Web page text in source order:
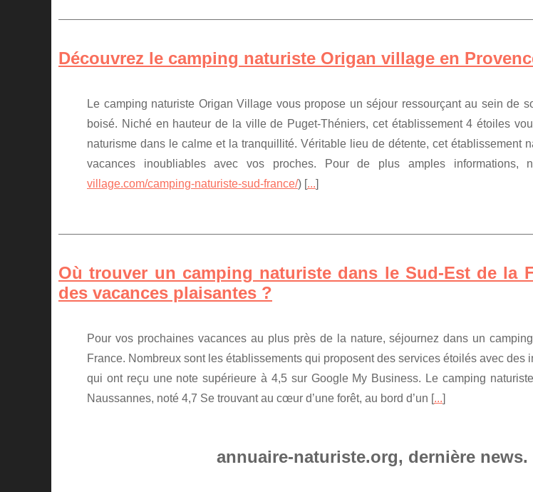
Découvrez le camping naturiste Origan village en
Le camping naturiste Origan Village vous propose un séjour ressourçant au sein de
boisé. Niché en hauteur de la ville de Puget-Théniers, cet établissement 4 étoiles
naturisme dans le calme et la tranquillité. Véritable lieu de détente, cet établissement
vacances inoubliables avec vos proches. Pour de plus amples informations,
village.com/camping-naturiste-sud-france/) [...]
Où trouver un camping naturiste dans le Sud-Est de la
des vacances plaisantes ?
Pour vos prochaines vacances au plus près de la nature, séjournez dans un
France. Nombreux sont les établissements qui proposent des services étoilés avec des
qui ont reçu une note supérieure à 4,5 sur Google My Business. Le camping
Naussannes, noté 4,7 Se trouvant au cœur d’une forêt, au bord d’un [...]
annuaire-naturiste.org, dernière news.